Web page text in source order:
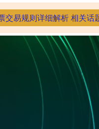
配资炒股查询
交易规则详细解析 相关话